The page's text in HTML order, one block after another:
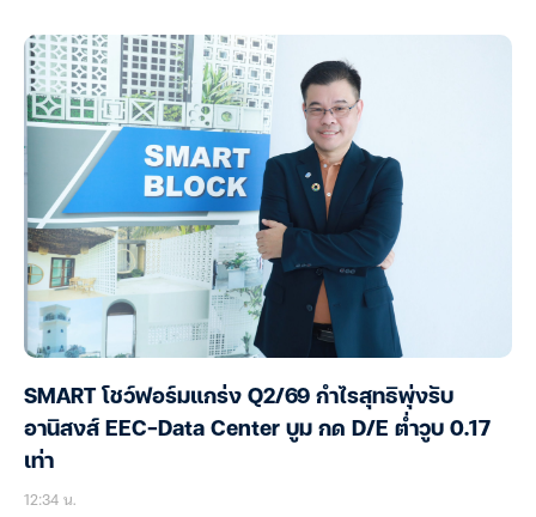
SMART โชว์ฟอร์มแกร่ง Q2/69 กำไรสุทธิพุ่งรับ
อานิสงส์ EEC-Data Center บูม กด D/E ต่ำวูบ 0.17
เท่า
12:34 น.